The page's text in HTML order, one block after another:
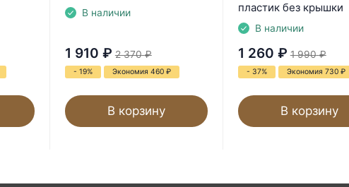
В наличии
1 910 ₽ 2 370 ₽
- 19% Экономия 460 ₽
В корзину
пластик без крышки
В наличии
1 260 ₽ 1 990 ₽
- 37% Экономия 730 ₽
В корзину